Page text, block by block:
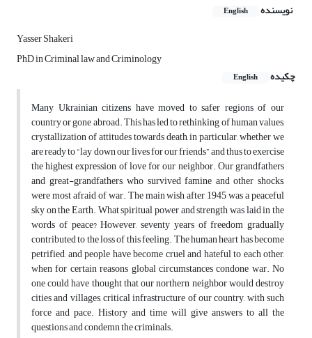
نویسنده English
Yasser Shakeri
PhD in Criminal law and Criminology
چکیده
English
Many Ukrainian citizens have moved to safer regions of our
country or gone abroad. This has led to rethinking of human values,
crystallization of attitudes towards death, in particular, whether we
are ready to “lay down our lives for our friends” and thus to exercise
the highest expression of love for our neighbor. Our grandfathers
and great-grandfathers, who survived famine and other shocks,
were most afraid of war. The main wish after 1945 was a peaceful
sky on the Earth. What spiritual power and strength was laid in the
words of peace? However, seventy years of freedom gradually
contributed to the loss of this feeling. The human heart has become
petrified, and people have become cruel and hateful to each other,
when for certain reasons global circumstances condone war. No
one could have thought that our northern neighbor would destroy
cities and villages, critical infrastructure of our country, with such
force and pace. History and time will give answers to all the
questions and condemn the criminals.